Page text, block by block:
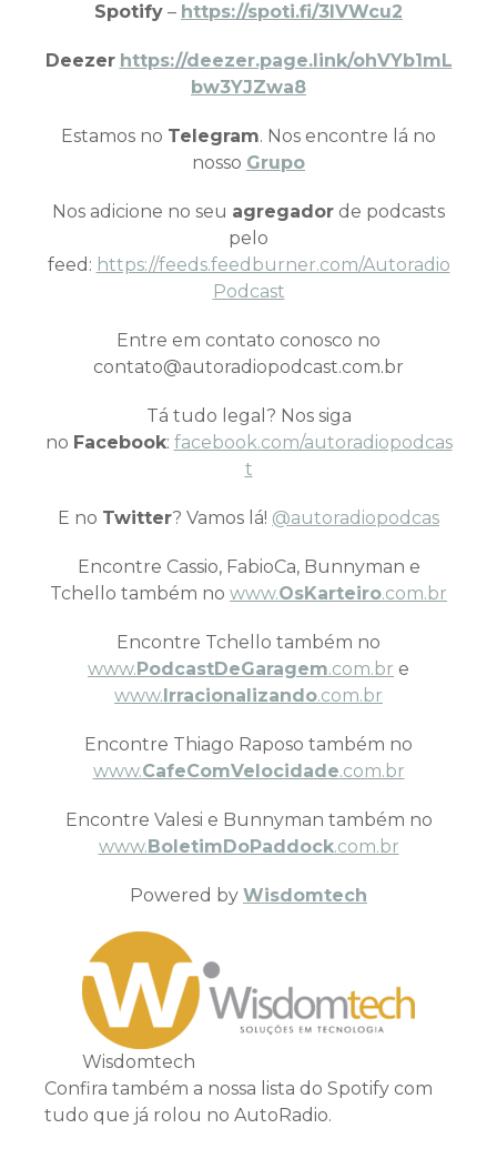
Spotify – https://spoti.fi/3IVWcu2
Deezer https://deezer.page.link/ohVYb1mL
bw3YJZwa8
Estamos no Telegram. Nos encontre lá no
nosso Grupo
Nos adicione no seu agregador de podcasts
pelo
feed: https://feeds.feedburner.com/Autoradio
Podcast
Entre em contato conosco no
contato@autoradiopodcast.com.br
Tá tudo legal? Nos siga
no Facebook: facebook.com/autoradiopodcas
t
E no Twitter? Vamos lá! @autoradiopodcas
Encontre Cassio, FabioCa, Bunnyman e
Tchello também no www.OsKarteiro.com.br
Encontre Tchello também no
www.PodcastDeGaragem.com.br e
www.Irracionalizando.com.br
Encontre Thiago Raposo também no
www.CafeComVelocidade.com.br
Encontre Valesi e Bunnyman também no
www.BoletimDoPaddock.com.br
Powered by Wisdomtech
Wisdomtech
Confira também a nossa lista do Spotify com
tudo que já rolou no AutoRadio.